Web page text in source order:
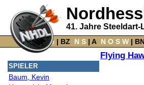
41. Jahre Steeldart-
Home‌ | BZ N S‌ | A‌ N O S W‌ |
Flying
SPIELER
Baum, Kevin